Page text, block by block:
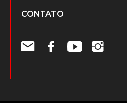
CONTATO